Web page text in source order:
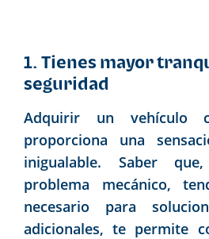
1. Tienes mayor
seguridad
Adquirir un vehículo
proporciona una
inigualable. Saber
problema mecánico,
necesario para
adicionales, te permite